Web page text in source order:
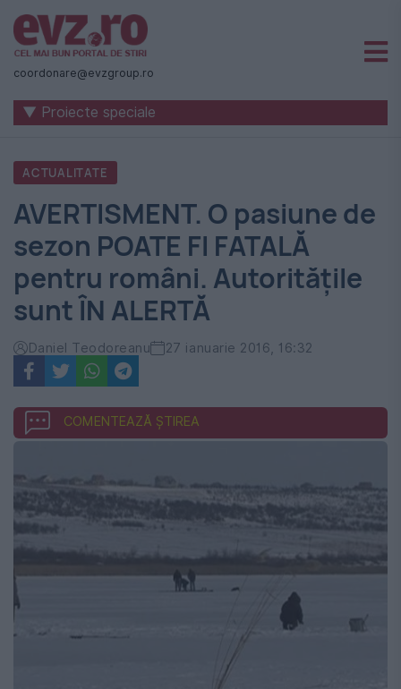
Știri
naționale
internaționale
România
-
Evenimentul
Zilei
coordonare@evzgroup.ro
▼ Proiecte speciale
ACTUALITATE
AVERTISMENT. O pasiune de
sezon POATE FI FATALĂ
pentru români. Autorităţile
sunt ÎN ALERTĂ
Daniel Teodoreanu 27 ianuarie 2016, 16:32
COMENTEAZĂ ȘTIREA